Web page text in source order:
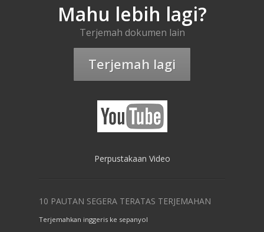
Mahu lebih lagi?
Terjemah dokumen lain
Terjemah lagi
Perpustakaan Video
10 PAUTAN SEGERA TERATAS TERJEMAHAN
Terjemahkan inggeris ke sepanyol